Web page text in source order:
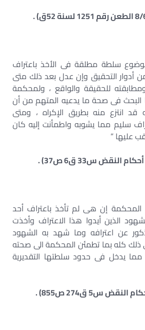
سلطة مطلقة فى الأخذ باعتراف
أدوار التحقيق وإن عدل بعد ذلك متى
للحقيقة والواقع ، ولمحكمة
فى صحة ما يدعيه المتهم من أن
قد انتزع منه بطريق الإكراه ، ومتى
سليم مما يشوبه واطمأنت إليه كان
عليها ”
المحكمة إن هى لم تأخذ باعتراف أحد
الذين أيدوا هذا الاعتراف وأخذت
عن اعترافه وما شهد به الشهود
ذلك كله بما تطمئن المحكمة الى صحته
مما يدخل فى حدود سلطتها التقديرية